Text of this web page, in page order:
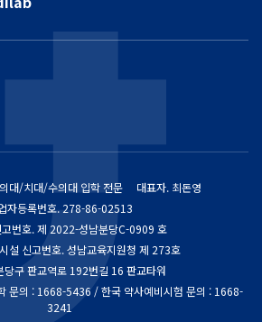
대/치대/수의대 입학 전문
대표자. 최돈영
자등록번호.278-86-02513
번호.제 2022-성남분당C-0909 호
설 신고번호. 성남교육지원청 제 273호
당구 판교역로 192번길 16 판교타워
문의 : 1668-5436 / 한국 약사예비시험 문의 : 1668-
3241